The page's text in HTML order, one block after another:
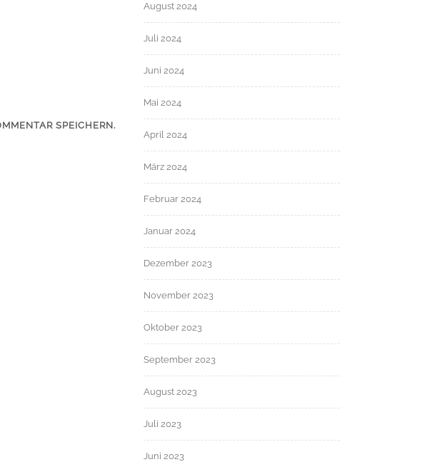
SPEICHERN.
August 2024
Juli 2024
Juni 2024
Mai 2024
April 2024
März 2024
Februar 2024
Januar 2024
Dezember 2023
November 2023
Oktober 2023
September 2023
August 2023
Juli 2023
Juni 2023